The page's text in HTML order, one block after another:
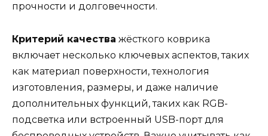
прочности и долговечности.
Критерий качества жёсткого коврика
включает несколько ключевых аспектов, таких
как материал поверхности, технология
изготовления, размеры, и даже наличие
дополнительных функций, таких как RGB-
подсветка или встроенный USB-порт для